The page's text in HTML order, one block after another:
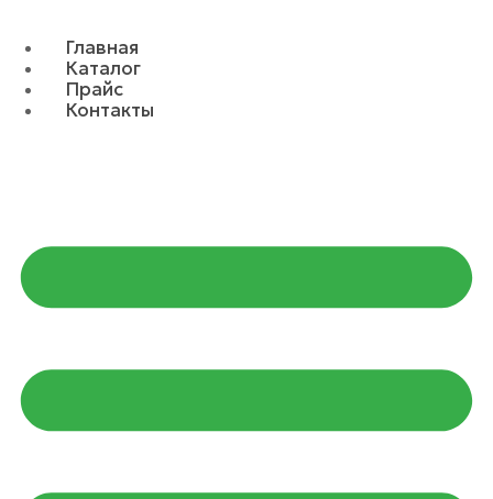
Главная
Каталог
Прайс
Контакты